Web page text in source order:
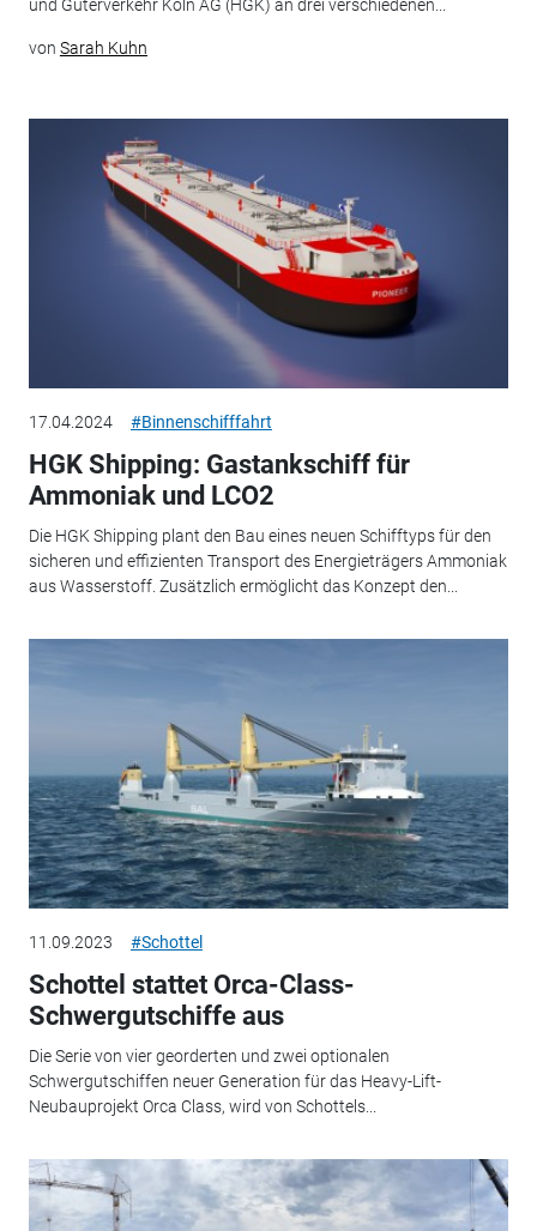
und Güterverkehr Köln AG (HGK) an drei verschiedenen...
von Sarah Kuhn
17.04.2024 #Binnenschifffahrt
HGK Shipping: Gastankschiff für
Ammoniak und LCO2
Die HGK Shipping plant den Bau eines neuen Schifftyps für den
sicheren und effizienten Transport des Energieträgers Ammoniak
aus Wasserstoff. Zusätzlich ermöglicht das Konzept den...
11.09.2023 #Schottel
Schottel stattet Orca-Class-
Schwergutschiffe aus
Die Serie von vier georderten und zwei optionalen
Schwergutschiffen neuer Generation für das Heavy-Lift-
Neubauprojekt Orca Class, wird von Schottels...